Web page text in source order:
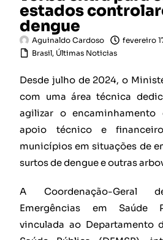
estados
dengue
Aguinaldo Cardoso
fevereiro
Brasil, Últimas Noticias
Desde julho de 2024, o
com uma área técnica
agilizar o
apoio técnico e
municípios em situações de
surtos de dengue e outras
A Coordenação-Geral
Emergências em Saúde
vinculada ao Departamento